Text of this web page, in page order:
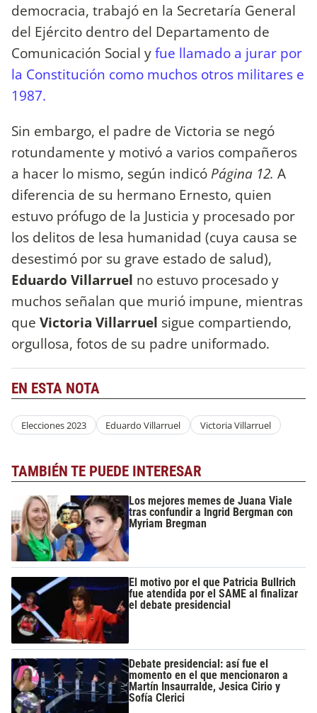
democracia, trabajó en la Secretaría General
del Ejército dentro del Departamento de
Comunicación Social yfue llamado a jurar por
la Constitución como muchos otros militares e
1987.
Sin embargo, el padre de Victoria se negó
rotundamente y motivó a varios compañeros
a hacer lo mismo, según indicó Página 12. A
diferencia de su hermano Ernesto, quien
estuvo prófugo de la Justicia y procesado por
los delitos de lesa humanidad (cuya causa se
desestimó por su grave estado de salud),
Eduardo Villarruel no estuvo procesado y
muchos señalan que murió impune, mientras
que Victoria Villarruel sigue compartiendo,
orgullosa, fotos de su padre uniformado.
EN ESTA NOTA
Elecciones 2023 Eduardo Villarruel Victoria Villarruel
TAMBIÉN TE PUEDE INTERESAR
Los mejores memes de Juana Viale
tras confundir a Ingrid Bergman con
Myriam Bregman
El motivo por el que Patricia Bullrich
fue atendida por el SAME al finalizar
el debate presidencial
Debate presidencial: así fue el
momento en el que mencionaron a
Martín Insaurralde, Jesica Cirio y
Sofía Clerici